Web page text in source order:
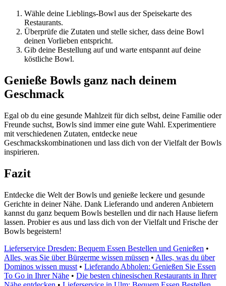
Wähle deine Lieblings-Bowl aus der Speisekarte des
Restaurants.
Überprüfe die Zutaten und stelle sicher, dass deine Bowl
deinen Vorlieben entspricht.
Gib deine Bestellung auf und warte entspannt auf deine
köstliche Bowl.
Genieße Bowls ganz nach deinem
Geschmack
Egal ob du eine gesunde Mahlzeit für dich selbst, deine Familie oder
Freunde suchst, Bowls sind immer eine gute Wahl. Experimentiere
mit verschiedenen Zutaten, entdecke neue
Geschmackskombinationen und lass dich von der Vielfalt der Bowls
inspirieren.
Fazit
Entdecke die Welt der Bowls und genieße leckere und gesunde
Gerichte in deiner Nähe. Dank Lieferando und anderen Anbietern
kannst du ganz bequem Bowls bestellen und dir nach Hause liefern
lassen. Probier es aus und lass dich von der Vielfalt und Frische der
Bowls begeistern!
Lieferservice Dresden: Bequem Essen Bestellen und Genießen •
Alles, was Sie über Bürgerme wissen müssen • Alles, was du über
Dominos wissen musst • Lieferando Abholen: Genießen Sie Essen
To Go in Ihrer Nähe • Die besten chinesischen Restaurants in Ihrer